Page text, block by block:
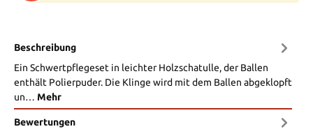
Beschreibung
Ein Schwertpflegeset in leichter Holzschatulle, der Ballen
enthält Polierpuder. Die Klinge wird mit dem Ballen abgeklopft
un… Mehr
Bewertungen